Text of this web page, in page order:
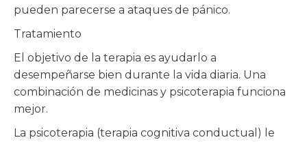
pueden parecerse a ataques de pánico.
Tratamiento
El objetivo de la terapia es ayudarlo a
desempeñarse bien durante la vida diaria. Una
combinación de medicinas y psicoterapia funciona
mejor.
La psicoterapia (terapia cognitiva conductual) le